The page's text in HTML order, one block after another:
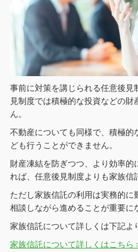
事前に対策を講じられる任意後見
見制度では積極的な投資などの
ん。
不動産についても同様で、積極的
ども行うことができません。
財産凍結を防ぎつつ、より効率
れば、任意後見制度よりも家族信
ただし家族信託の利用は実務的に
相談しながら進めることが重要に
家族信託について詳しくは下記よ
家族信託について詳しくはこちら